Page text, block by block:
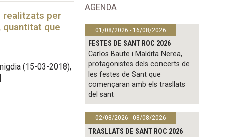
realitzats per
quantitat que
(15-03-2018),
AGENDA
01/08/2026 - 16/08/2026
FESTES DE SANT ROC 2026
Carlos Baute i Maldita Nerea,
protagonistes dels concerts de
les festes de Sant que
començaran amb els trasllats
del sant
02/08/2026 - 08/08/2026
TRASLLATS DE SANT ROC 2026